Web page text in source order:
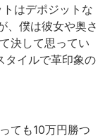
はデポジットな
僕は彼女や奥さ
決して思ってい
タイルで革印象の
ても10万円勝つ